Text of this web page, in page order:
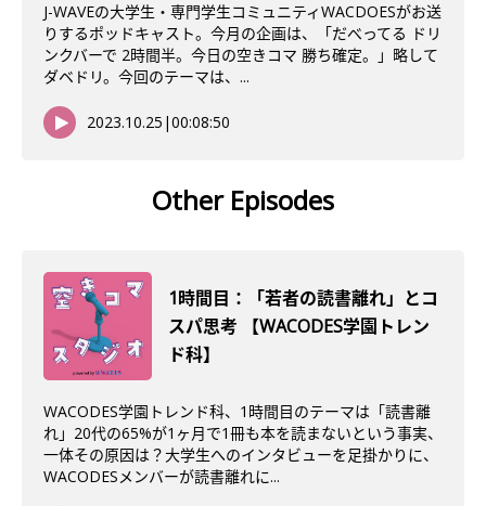
J-WAVEの大学生・専門学生コミュニティWACDOESがお送
りするポッドキャスト。今月の企画は、「だべってる ドリ
ンクバーで 2時間半。今日の空きコマ 勝ち確定。」略して
ダベドリ。今回のテーマは、...
2023.10.25 |00:08:50
Other Episodes
1時間目：「若者の読書離れ」とコ
スパ思考 【WACODES学園トレン
ド科】
WACODES学園トレンド科、1時間目のテーマは「読書離
れ」20代の65%が1ヶ月で1冊も本を読まないという事実、
一体その原因は？大学生へのインタビューを足掛かりに、
WACODESメンバーが読書離れに...